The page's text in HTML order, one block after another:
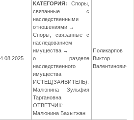
КАТЕГОРИЯ:
Споры,
связанные с
наследственными
отношениями →
Споры, связанные с
наследованием
имущества →
о разделе
наследственного
имущества
ИСТЕЦ(ЗАЯВИТЕЛЬ):
Малюнина Зульфия
Таргановна
ОТВЕТЧИК:
Малюнина Бахытжан
Поликарпов
Виктор
Валентинович